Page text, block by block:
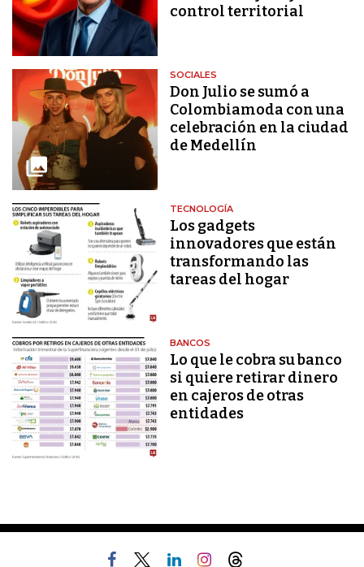
control territorial
SOCIALES
Don Julio se sumó a
Colombiamoda con una
celebración en la ciudad
de Medellín
TECNOLOGÍA
Los gadgets
innovadores que están
transformando las
tareas del hogar
BANCOS
Lo que le cobra su banco
si quiere retirar dinero
en cajeros de otras
entidades